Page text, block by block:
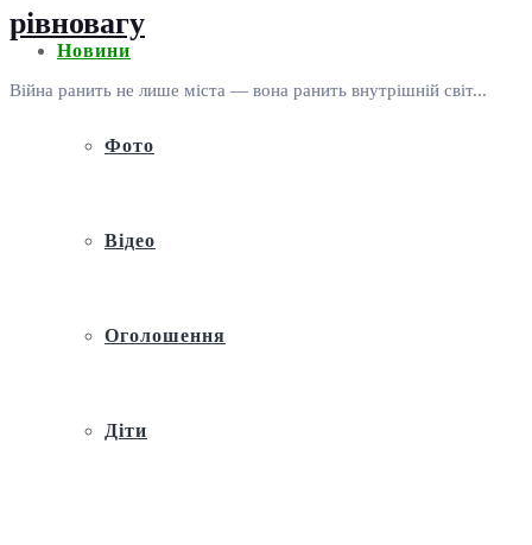
Новини
Фото
Відео
Оголошення
Діти
рівновагу
Війна ранить не лише міста — вона ранить внутрішній світ...